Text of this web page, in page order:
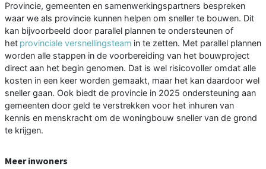
Provincie, gemeenten en samenwerkingspartners bespreken
waar we als provincie kunnen helpen om sneller te bouwen. Dit
kan bijvoorbeeld door parallel plannen te ondersteunen of
het provinciale versnellingsteam in te zetten. Met parallel plannen
worden alle stappen in de voorbereiding van het bouwproject
direct aan het begin genomen. Dat is wel risicovoller omdat alle
kosten in een keer worden gemaakt, maar het kan daardoor wel
sneller gaan. Ook biedt de provincie in 2025 ondersteuning aan
gemeenten door geld te verstrekken voor het inhuren van
kennis en menskracht om de woningbouw sneller van de grond
te krijgen.
Meer inwoners